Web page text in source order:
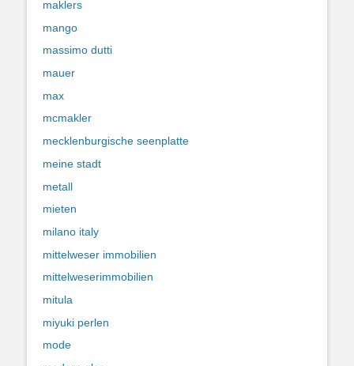
maklers
mango
massimo dutti
mauer
max
mcmakler
mecklenburgische seenplatte
meine stadt
metall
mieten
milano italy
mittelweser immobilien
mittelweserimmobilien
mitula
miyuki perlen
mode